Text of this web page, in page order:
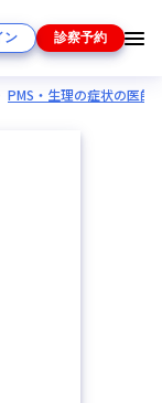
ン 診察予約
PMS・生理の症状の医師